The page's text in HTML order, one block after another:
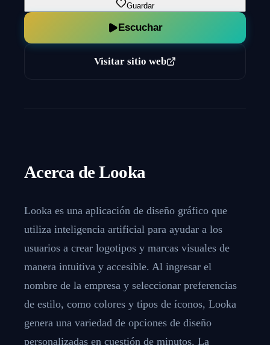
Guardar
Escuchar
Visitar sitio web
Acerca de Looka
Looka es una aplicación de diseño gráfico que
utiliza inteligencia artificial para ayudar a los
usuarios a crear logotipos y marcas visuales de
manera intuitiva y accesible. Al ingresar el
nombre de la empresa y seleccionar preferencias
de estilo, como colores y tipos de íconos, Looka
genera una variedad de opciones de diseño
personalizadas en cuestión de minutos. La